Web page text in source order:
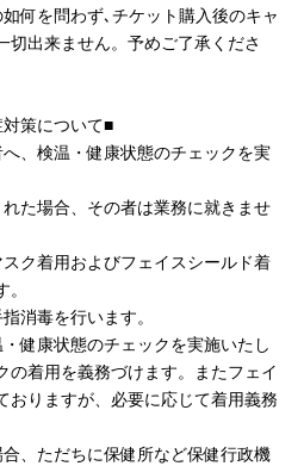
何を問わず､チケット購入後のキャ
切出来ません。予めご了承くださ
策について■
、検温・健康状態のチェックを実
た場合、その者は業務に就きませ
ク着用およびフェイスシールド着
消毒を行います。
健康状態のチェックを実施いたし
の着用を義務づけます。またフェイ
おりますが、必要に応じて着用義務
、ただちに保健所など保健行政機